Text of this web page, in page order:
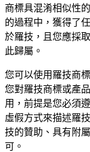
商標具混淆相似性
的過程中，獲得了
於羅技，且您應採
此歸屬。
您可以使用羅技商
您對羅技商標或產
用，前提是您必須
虛假方式來描述羅
技的贊助、具有附
可。